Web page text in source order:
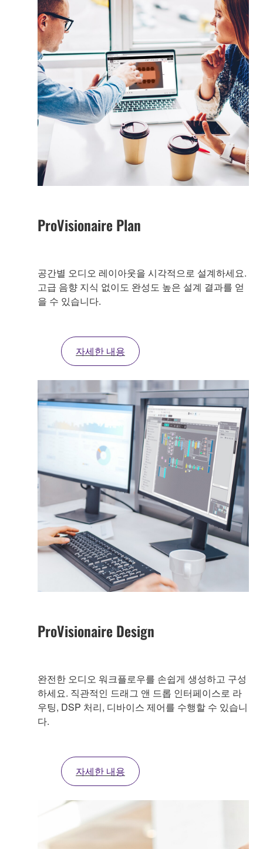
ProVisionaire Plan
공간별 오디오 레이아웃을 시각적으로 설계하세요.
고급 음향 지식 없이도 완성도 높은 설계 결과를 얻
을 수 있습니다.
자세한 내용
ProVisionaire Design
완전한 오디오 워크플로우를 손쉽게 생성하고 구성
하세요. 직관적인 드래그 앤 드롭 인터페이스로 라
우팅, DSP 처리, 디바이스 제어를 수행할 수 있습니
다.
자세한 내용